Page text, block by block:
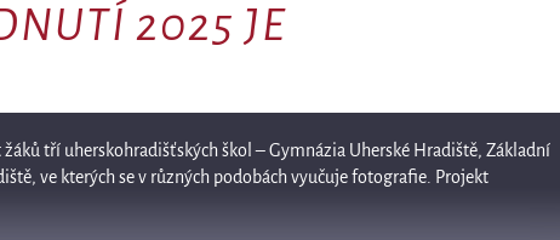
2025 JE
tří uherskohradišťských škol – Gymnázia Uherské Hradiště, Základní
ve kterých se v různých podobách vyučuje fotografie. Projekt